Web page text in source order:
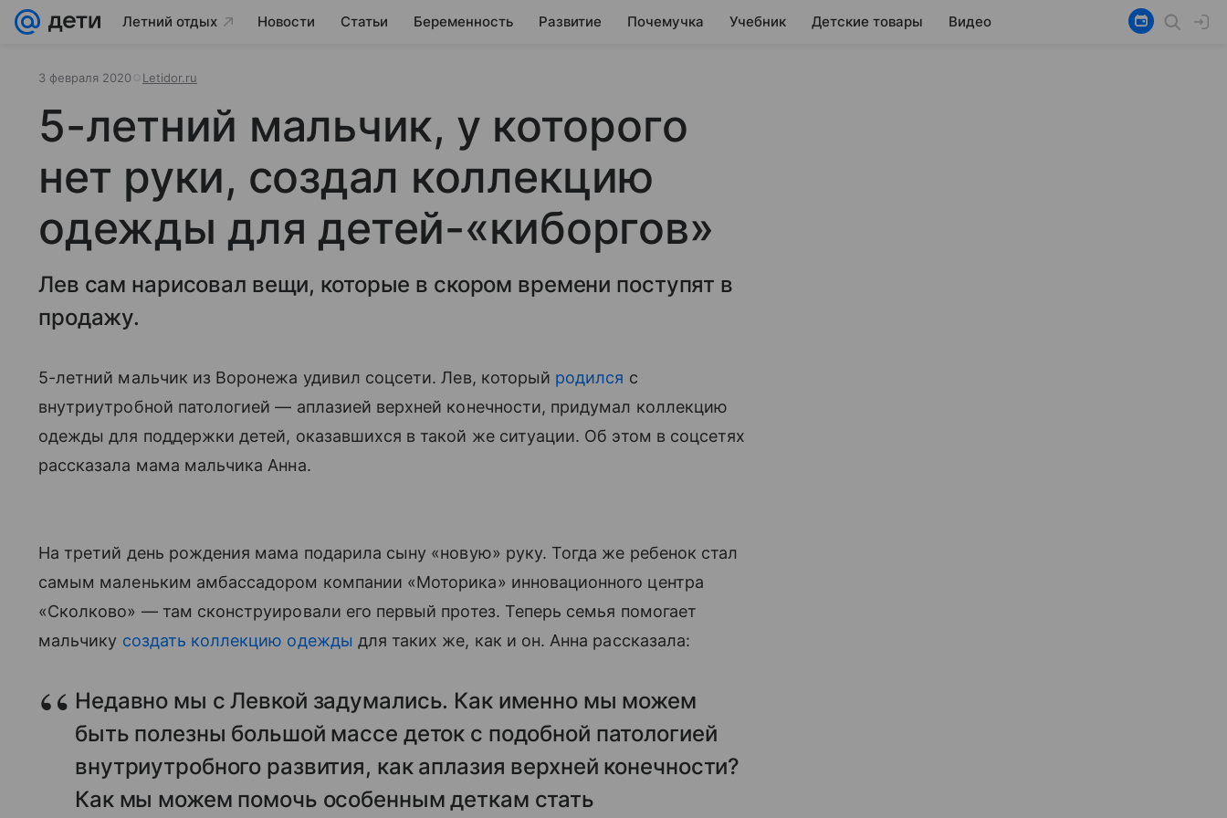
Летний отдых Новости Статьи Беременность Развитие Почемучка Учебник Детские товары Видео
3 февраля 2020 Letidor.ru
5-летний мальчик, у которого
нет руки, создал коллекцию
одежды для детей-«киборгов»
Лев сам нарисовал вещи, которые в скором времени поступят в
продажу.
5-летний мальчик из Воронежа удивил соцсети. Лев, который родился с
внутриутробной патологией — аплазией верхней конечности, придумал коллекцию
одежды для поддержки детей, оказавшихся в такой же ситуации. Об этом в соцсетях
рассказала мама мальчика Анна.
На третий день рождения мама подарила сыну «новую» руку. Тогда же ребенок стал
самым маленьким амбассадором компании «Моторика» инновационного центра
«Сколково» — там сконструировали его первый протез. Теперь семья помогает
мальчику создать коллекцию одежды для таких же, как и он. Анна рассказала:
Недавно мы с Левкой задумались. Как именно мы можем
быть полезны большой массе деток с подобной патологией
внутриутробного развития, как аплазия верхней конечности?
Как мы можем помочь особенным деткам стать